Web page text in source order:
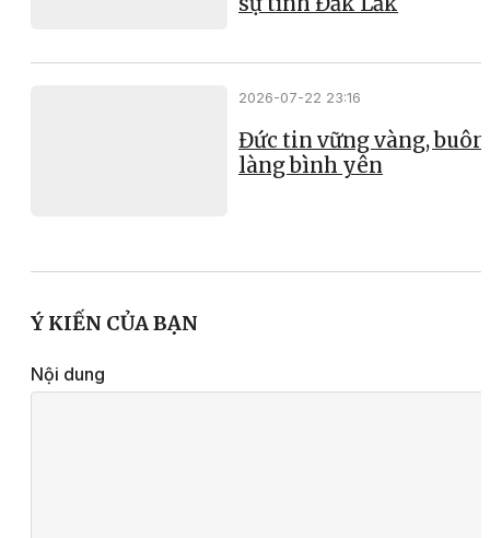
2026-07-22 23:16
Đức tin vững vàng, buôn
làng bình yên
Ý KIẾN CỦA BẠN
Nội dung